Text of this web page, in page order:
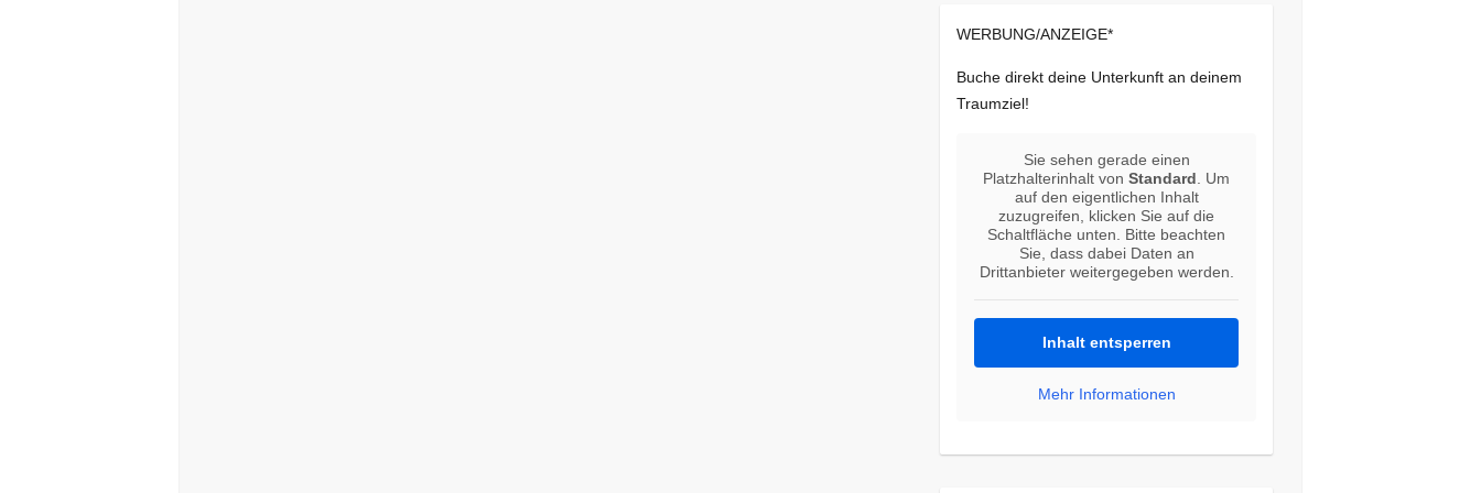
WERBUNG/ANZEIGE*
Buche direkt deine Unterkunft an deinem
Traumziel!
Sie sehen gerade einen
Platzhalterinhalt vonStandard . Um
auf den eigentlichen Inhalt
zuzugreifen, klicken Sie auf die
Schaltfläche unten. Bitte beachten
Sie, dass dabei Daten an
Drittanbieter weitergegeben werden.
Inhalt entsperren
Mehr Informationen